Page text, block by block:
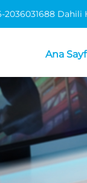
2036031688 Dahili
Ana